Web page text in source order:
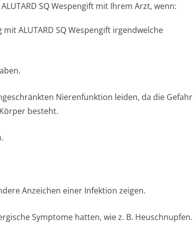
SQ Wespengift mit Ihrem Arzt, wenn:
ALUTARD SQ Wespengift irgendwelche
Nierenfunktion leiden, da die Gefahr
besteht.
Anzeichen einer Infektion zeigen.
Symptome hatten, wie z. B. Heuschnupfen.